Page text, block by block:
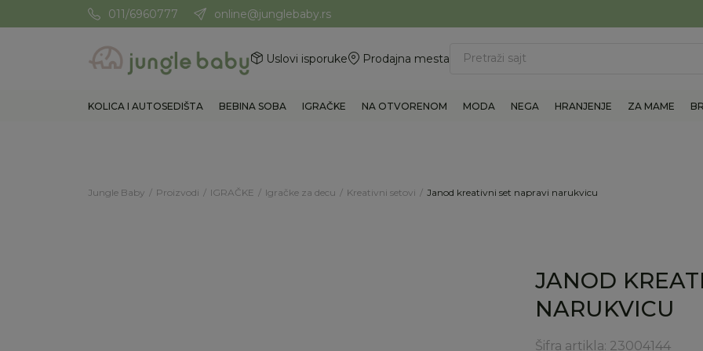
011/6960777 online@junglebaby.rsPotrebna Vam je pomoć? Pozovite 011/6960777
Uslovi isporuke Prodajna mesta Pretraži sajt
KOLICA I AUTOSEDIŠTA BEBINA SOBA IGRAČKE NA OTVORENOM MODA NEGA HRANJENJE ZA MAME
Jungle Baby Proizvodi IGRAČKE Igračke za decu Kreativni setovi Janod kreativni set napravi narukvicu
JANOD
NARUKVICU
Šifra artikla: 23004144